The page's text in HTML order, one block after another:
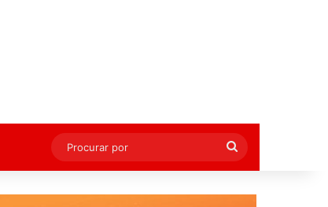
Procurar
por